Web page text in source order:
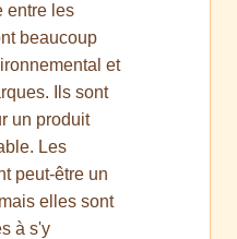
entre les
beaucoup
et
Ils sont
un produit
Les
peut-être un
elles sont
à s'y